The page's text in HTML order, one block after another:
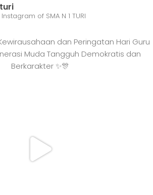
of SMA N 1 TURI